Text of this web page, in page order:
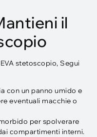
il
stetoscopio, Segui
con un panno umido e
eventuali macchie o
per spolverare
compartimenti interni.